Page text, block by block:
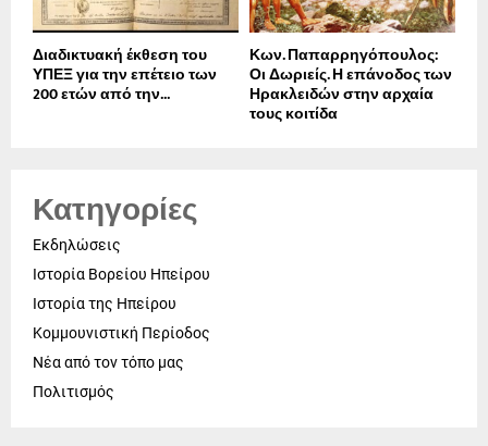
Διαδικτυακή έκθεση του
ΥΠΕΞ για την επέτειο των
200 ετών από την...
Κων. Παπαρρηγόπουλος:
Οι Δωριείς. Η επάνοδος των
Ηρακλειδών στην αρχαία
τους κοιτίδα
Κατηγορίες
Εκδηλώσεις
Ιστορία Βορείου Ηπείρου
Ιστορία της Ηπείρου
Κομμουνιστική Περίοδος
Νέα από τον τόπο μας
Πολιτισμός